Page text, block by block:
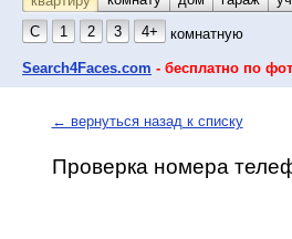
С
1 2 3 4+ комнатную
Search4Faces.com - бесплатно по
← вернуться назад к списку
Проверка номера